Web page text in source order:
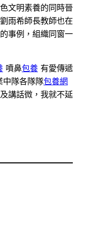
文明素養的同時晉
雨希師長教師也在
事例，組織同窗一
噴鼻包養 有愛傳遞
中隊各隊隊包養網
講話微，我就不延